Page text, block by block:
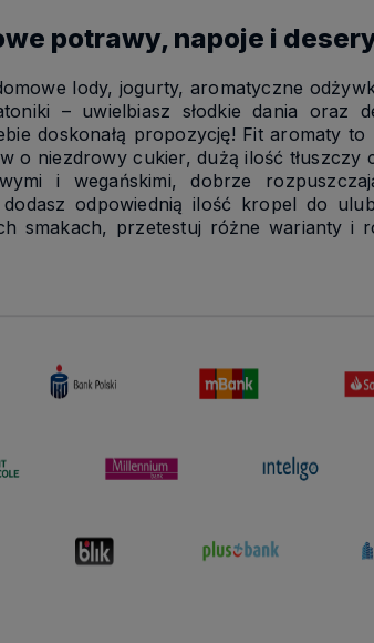
potrawy, napoje i
lody, jogurty, aromatyczne
– uwielbiasz słodkie dania oraz
doskonałą propozycję! Fit aromaty
o niezdrowy cukier, dużą ilość tłuszczy
i wegańskimi, dobrze
odpowiednią ilość kropel do
smakach, przetestuj różne warianty i